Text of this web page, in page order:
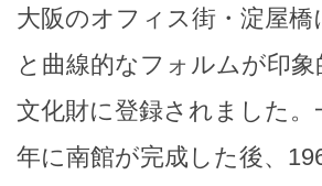
大阪のオフィス街・淀屋
と曲線的なフォルムが印
文化財に登録されました
年に南館が完成した後、